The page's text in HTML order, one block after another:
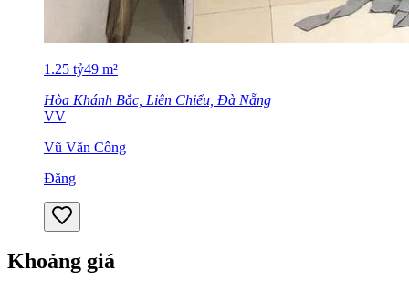
1.25 tỷ49 m²
Hòa Khánh Bắc, Liên Chiểu, Đà Nẵng
VV
Vũ Văn Công
Đăng
Khoảng giá